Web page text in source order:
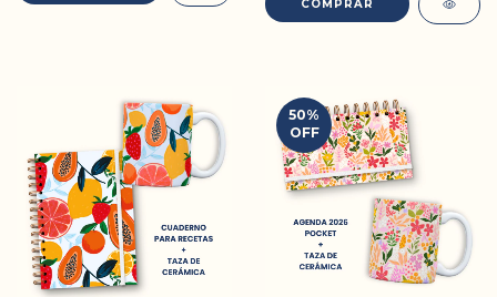
50%
OFF